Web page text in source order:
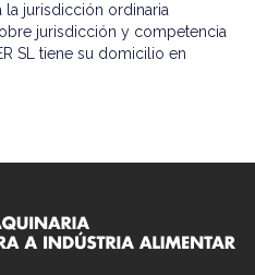
la jurisdicción ordinaria
jurisdicción y competencia
SL tiene su domicilio en